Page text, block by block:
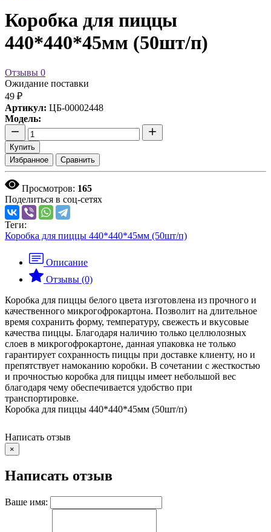
Коробка для пиццы
440*440*45мм (50шт/п)
Отзывы 0
Ожидание поставки
49 ₽
Артикул: ЦБ-00002448
Модель:
Купить
Избранное
Сравнить
Просмотров: 165
Поделиться в соц-сетях
Теги:
Коробка для пиццы 440*440*45мм (50шт/п)
Описание
Отзывы (0)
Коробка для пиццы белого цвета изготовлена из прочного и
качественного микрогофрокартона. Позволит на длительное
время сохранить форму, температуру, свежесть и вкусовые
качества пиццы. Благодаря наличию только целлюлозных
слоев в микрогофрокартоне, данная упаковка не только
гарантирует сохранность пиццы при доставке клиенту, но и
препятствует намоканию коробки. В сочетании с жесткостью
и прочностью коробка для пиццы имеет небольшой вес
благодаря чему обеспечивается удобство при
транспортировке.
Коробка для пиццы 440*440*45мм (50шт/п)
Написать отзыв
×
Написать отзыв
Ваше имя: